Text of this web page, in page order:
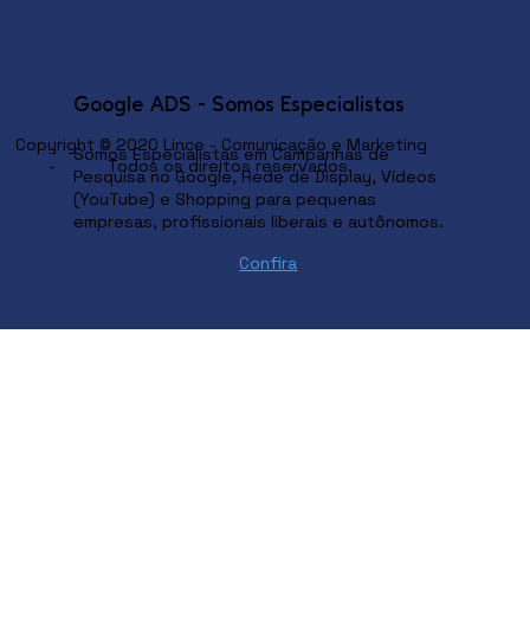
Copyright © 2020 Lince - Comunicação e Marketing
- Todos os direitos reservados.
Google ADS - Somos Especialistas
Somos Especialistas em Campanhas de
Pesquisa no Google, Rede de Display, Vídeos
(YouTube) e Shopping para pequenas
empresas, profissionais liberais e autônomos.
Confira